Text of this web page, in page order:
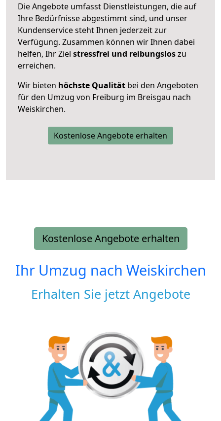
Die Angebote umfasst Dienstleistungen, die auf
Ihre Bedürfnisse abgestimmt sind, und unser
Kundenservice steht Ihnen jederzeit zur
Verfügung. Zusammen können wir Ihnen dabei
helfen, Ihr Ziel stressfrei und reibungsloszu
erreichen.
Wir bieten höchste Qualität bei den Angeboten
für den Umzug von Freiburg im Breisgau nach
Weiskirchen.
Kostenlose Angebote erhalten
Kostenlose Angebote erhalten
Ihr Umzug nach Weiskirchen
Erhalten Sie jetzt Angebote